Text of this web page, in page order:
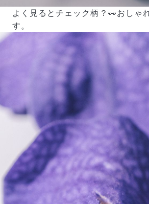
Q. 毎月自動でお花が届くサービスです
いいえ、毎月自動でお届けするサービス
きな時に好きな花をご注文いただけます。
Q. 配送できないエリアはありますか？
ただいま沖縄・離島エリアへの配送には
ん。ご了承ください。
Q. 配送日時は指定できますか？
お花をベストなタイミングで発送してい
指定はできません。受け取り時間帯は、発
マトのアプリから変更可能です。
Q. 注文後にキャンセルできますか？
ご注文後一定時間内であればキャンセル
よく見るとチェック柄？👀おしゃ
す。